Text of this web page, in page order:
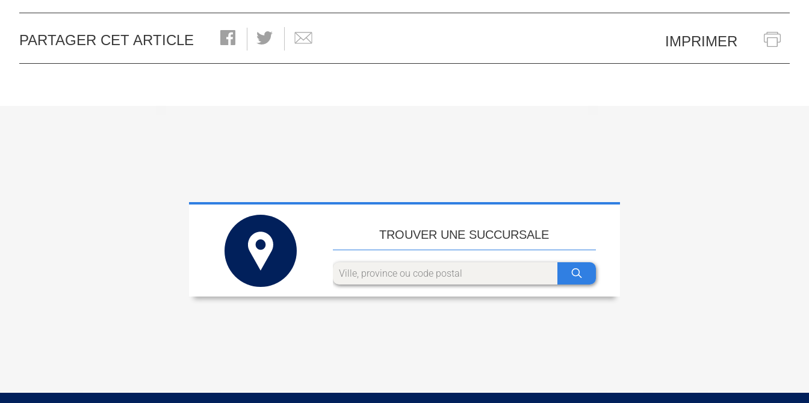
PARTAGER CET ARTICLE IMPRIMER
TROUVER UNE SUCCURSALE